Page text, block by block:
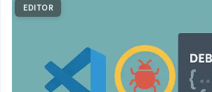
タ
イ
ル
EDITOR